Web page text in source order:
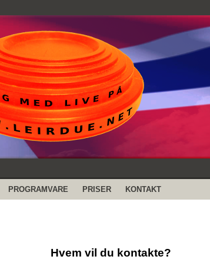
PROGRAMVARE PRISER KONTAKT
Hvem vil du kontakte?